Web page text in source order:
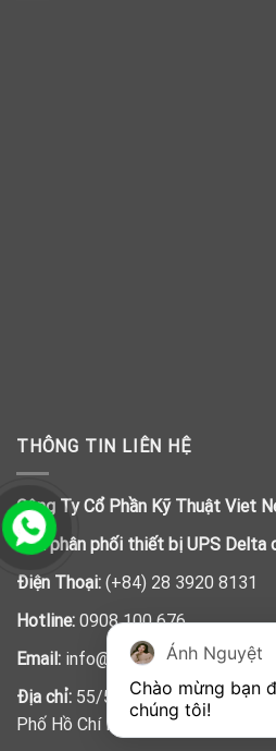
THÔNG TIN LIÊN HỆ
Công Ty Cổ Phần Kỹ Thuật Viet
Nhà phân phối thiết bị UPS Delta
Điện Thoại: (+84) 28 3920 8131
Hotline: 0908 100 676
Email: info@vietnet.net.vn
Địa chỉ: 55/5 Trần Đình Xu, Phường
Phố Hồ Chí Minh, Việt Nam
Ánh Nguyệt
Chào mừng bạn
chúng tôi!